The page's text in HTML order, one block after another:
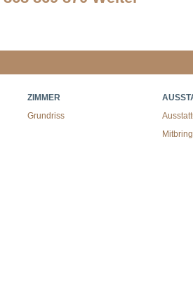
ZIMMER
Grundriss